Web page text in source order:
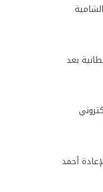
بعد
أحمد